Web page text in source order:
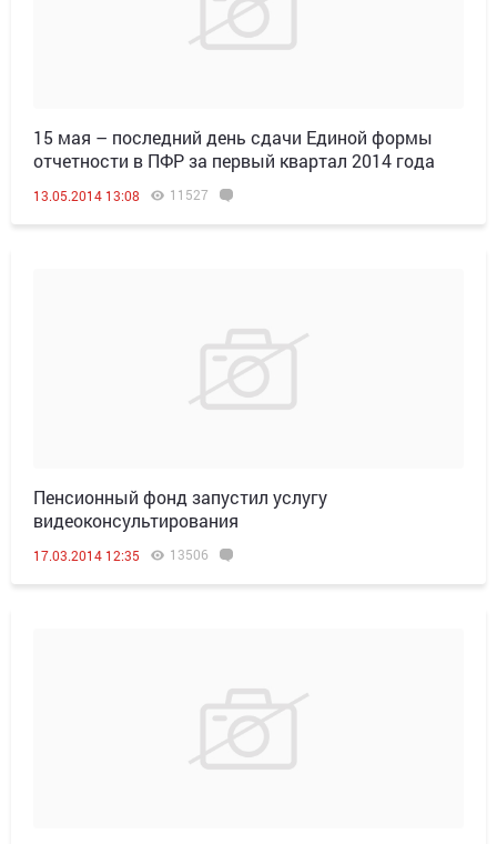
15 мая – последний день сдачи Единой формы
отчетности в ПФР за первый квартал 2014 года
13.05.2014 13:08 11527
Пенсионный фонд запустил услугу
видеоконсультирования
17.03.2014 12:35 13506